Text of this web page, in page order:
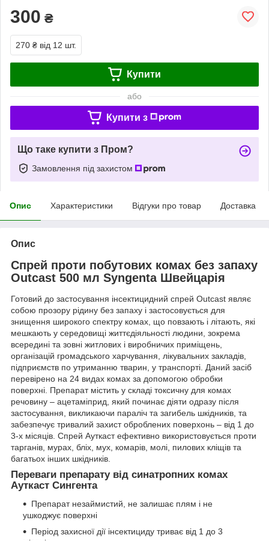
300 ₴
270 ₴ від 12 шт.
Купити
або
Купити з
Що таке купити з Пром?
Замовлення під захистом
Опис Характеристики Відгуки про товар Доставка
Опис
Спрей проти побутових комах без запаху
Outcast 500 мл Syngenta Швейцарія
Готовий до застосування інсектицидний спрей Outcast являє
собою прозору рідину без запаху і застосовується для
знищення широкого спектру комах, що повзають і літають, які
мешкають у середовищі життєдіяльності людини, зокрема
всередині та зовні житлових і виробничих приміщень,
організацій громадського харчування, лікувальних закладів,
підприємств по утриманню тварин, у транспорті. Даний засіб
перевірено на 24 видах комах за допомогою обробки
поверхні. Препарат містить у складі токсичну для комах
речовину – ацетаміприд, який починає діяти одразу після
застосування, викликаючи параліч та загибель шкідників, та
забезпечує тривалий захист оброблених поверхонь – від 1 до
3-х місяців. Спрей Ауткаст ефективно використовується проти
тарганів, мурах, бліх, мух, комарів, молі, пилових кліщів та
багатьох інших шкідників.
Переваги препарату від синатропних комах
Ауткаст Сингента
Препарат незаймистий, не залишає плям і не
ушкоджує поверхні
Період захисної дії інсектициду триває від 1 до 3